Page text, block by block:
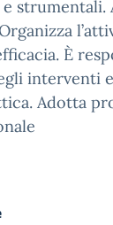
strumentali.
È
interventi
Adotta